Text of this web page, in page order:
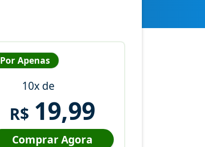
Por Apenas
10x de
R$ 19,99
Comprar Agora